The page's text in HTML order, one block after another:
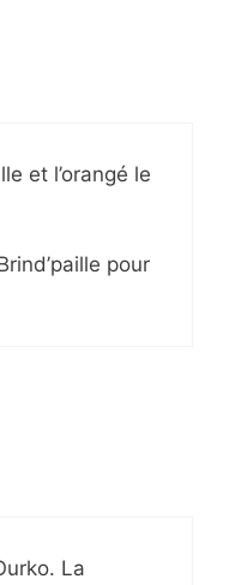
et l’orangé le
pour
La